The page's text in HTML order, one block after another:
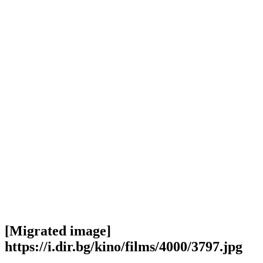
[Migrated image]
https://i.dir.bg/kino/films/4000/3797.jpg